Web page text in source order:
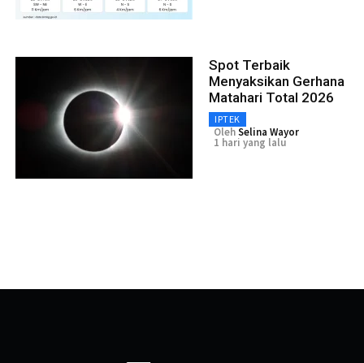
Spot Terbaik
Menyaksikan Gerhana
Matahari Total 2026
IPTEK
OlehSelina Wayor
1 hari yang lalu